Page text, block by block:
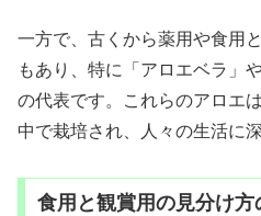
一方で、古くから薬用や食用
もあり、特に「アロエベラ」
の代表です。これらのアロエ
中で栽培され、人々の生活に
食用と観賞用の見分け方